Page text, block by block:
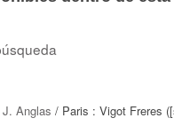
J. Anglas / Paris : Vigot Freres